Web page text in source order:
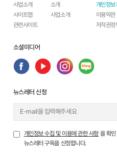
사업소개
사이트맵
관련사이트
소개
사업소개
개인정보
이용약관
저작권정
소셜미디어
뉴스레터 신청
개인정보 수집 및 이용에 관한 사항 을 확
뉴스레터 구독을 신청합니다.